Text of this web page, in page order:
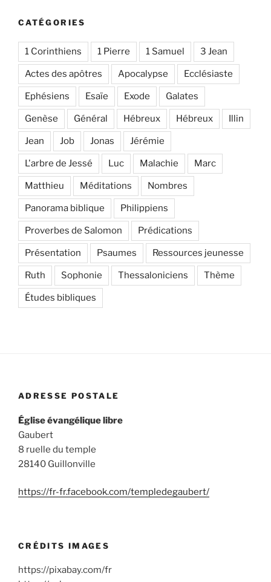
CATÉGORIES
1 Corinthiens 1 Pierre 1 Samuel 3 Jean
Actes des apôtres Apocalypse Ecclésiaste
Ephésiens Esaïe Exode Galates
Genèse Général Hébreux Hébreux Illin
Jean Job Jonas Jérémie
L'arbre de Jessé Luc Malachie Marc
Matthieu Méditations Nombres
Panorama biblique Philippiens
Proverbes de Salomon Prédications
Présentation Psaumes Ressources jeunesse
Ruth Sophonie Thessaloniciens Thème
Études bibliques
ADRESSE POSTALE
Église évangélique libre
Gaubert
8 ruelle du temple
28140 Guillonville
https://fr-fr.facebook.com/templedegaubert/
CRÉDITS IMAGES
https://pixabay.com/fr